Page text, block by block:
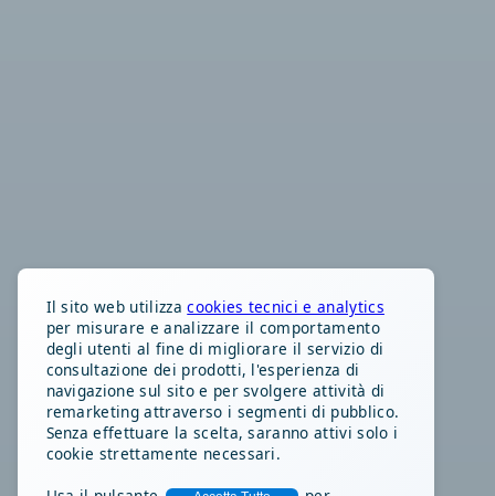
Il sito web utilizzacookies tecnici e analytics
per misurare e analizzare il comportamento
degli utenti al fine di migliorare il servizio di
consultazione dei prodotti, l'esperienza di
navigazione sul sito e per svolgere attività di
remarketing attraverso i segmenti di pubblico.
Senza effettuare la scelta, saranno attivi solo i
cookie strettamente necessari.